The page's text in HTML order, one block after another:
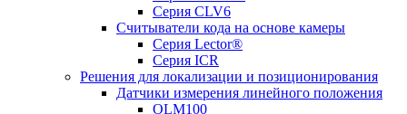
Серия CLV6
Считыватели кода на основе камеры
Серия Lector®
Серия ICR
Решения для локализации и позиционирования
Датчики измерения линейного положения
OLM100